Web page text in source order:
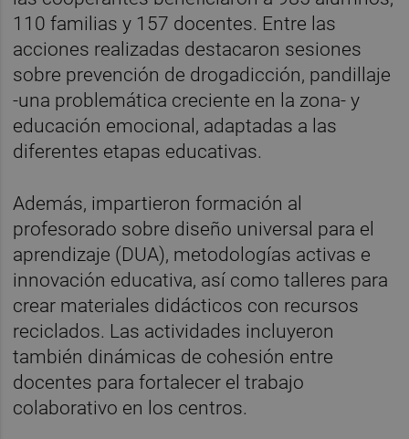
110 familias y 157 docentes. Entre las
acciones realizadas destacaron sesiones
sobre prevención de drogadicción, pandillaje
-una problemática creciente en la zona- y
educación emocional, adaptadas a las
diferentes etapas educativas.
Además, impartieron formación al
profesorado sobre diseño universal para el
aprendizaje (DUA), metodologías activas e
innovación educativa, así como talleres para
crear materiales didácticos con recursos
reciclados. Las actividades incluyeron
también dinámicas de cohesión entre
docentes para fortalecer el trabajo
colaborativo en los centros.